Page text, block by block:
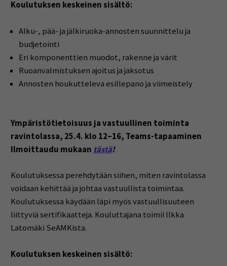
Koulutuksen keskeinen sisältö:
Alku-, pää- ja jälkiruoka-annosten suunnittelu ja
budjetointi
Eri komponenttien muodot, rakenne ja värit
Ruoanvalmistuksen ajoitus ja jaksotus
Annosten houkutteleva esillepano ja viimeistely
Ympäristötietoisuus ja vastuullinen toiminta
ravintolassa, 25.4. klo 12–16, Teams-tapaaminen
Ilmoittaudu mukaan tästä!
Koulutuksessa perehdytään siihen, miten ravintolassa
voidaan kehittää ja johtaa vastuullista toimintaa.
Koulutuksessa käydään läpi myös vastuullisuuteen
liittyviä sertifikaatteja. Kouluttajana toimii Ilkka
Latomäki SeAMKista.
Koulutuksen keskeinen sisältö: